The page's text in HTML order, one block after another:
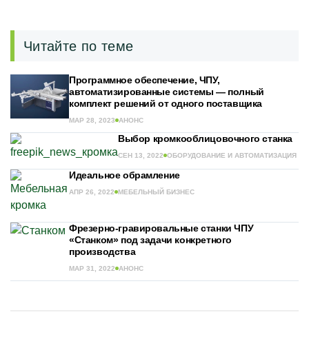
Читайте по теме
Программное обеспечение, ЧПУ,
автоматизированные системы — полный
комплект решений от одного поставщика
МАР 28, 2023 АНОНС
Выбор кромкооблицовочного станка
СЕН 13, 2022 ОБОРУДОВАНИЕ И АВТОМАТИЗАЦИЯ
Идеальное обрамление
АПР 26, 2022 МЕБЕЛЬНЫЙ БИЗНЕС
Фрезерно-гравировальные станки ЧПУ
«Станком» под задачи конкретного
производства
МАР 31, 2022 АНОНС